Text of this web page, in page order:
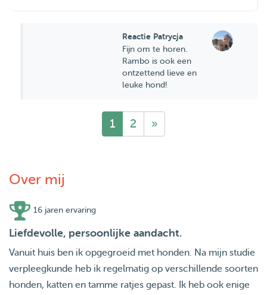
Reactie Patrycja
Fijn om te horen.
Rambo is ook een
ontzettend lieve en
leuke hond!
1 2 »
Over mij
16 jaren ervaring
Liefdevolle, persoonlijke aandacht.
Vanuit huis ben ik opgegroeid met honden. Na mijn studie
verpleegkunde heb ik regelmatig op verschillende soorten
honden, katten en tamme ratjes gepast. Ik heb ook enige